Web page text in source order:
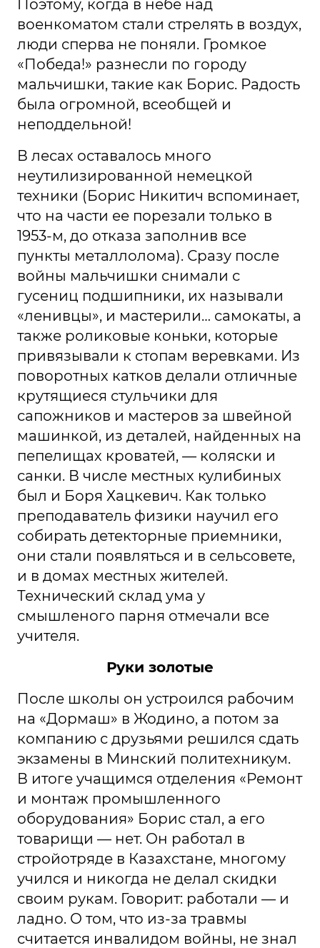
Поэтому, когда в небе над
военкоматом стали стрелять в воздух,
люди сперва не поняли. Громкое
«Победа!» разнесли по городу
мальчишки, такие как Борис. Радость
была огромной, всеобщей и
неподдельной!
В лесах оставалось много
неутилизированной немецкой
техники (Борис Никитич вспоминает,
что на части ее порезали только в
1953-м, до отказа заполнив все
пункты металлолома). Сразу после
войны мальчишки снимали с
гусениц подшипники, их называли
«ленивцы», и мастерили… самокаты, а
также роликовые коньки, которые
привязывали к стопам веревками. Из
поворотных катков делали отличные
крутящиеся стульчики для
сапожников и мастеров за швейной
машинкой, из деталей, найденных на
пепелищах кроватей, — коляски и
санки. В числе местных кулибиных
был и Боря Хацкевич. Как только
преподаватель физики научил его
собирать детекторные приемники,
они стали появляться и в сельсовете,
и в домах местных жителей.
Технический склад ума у
смышленого парня отмечали все
учителя.
Руки золотые
После школы он устроился рабочим
на «Дормаш» в Жодино, а потом за
компанию с друзьями решился сдать
экзамены в Минский политехникум.
В итоге учащимся отделения «Ремонт
и монтаж промышленного
оборудования» Борис стал, а его
товарищи — нет. Он работал в
стройотряде в Казахстане, многому
учился и никогда не делал скидки
своим рукам. Говорит: работали — и
ладно. О том, что из-за травмы
считается инвалидом войны, не знал